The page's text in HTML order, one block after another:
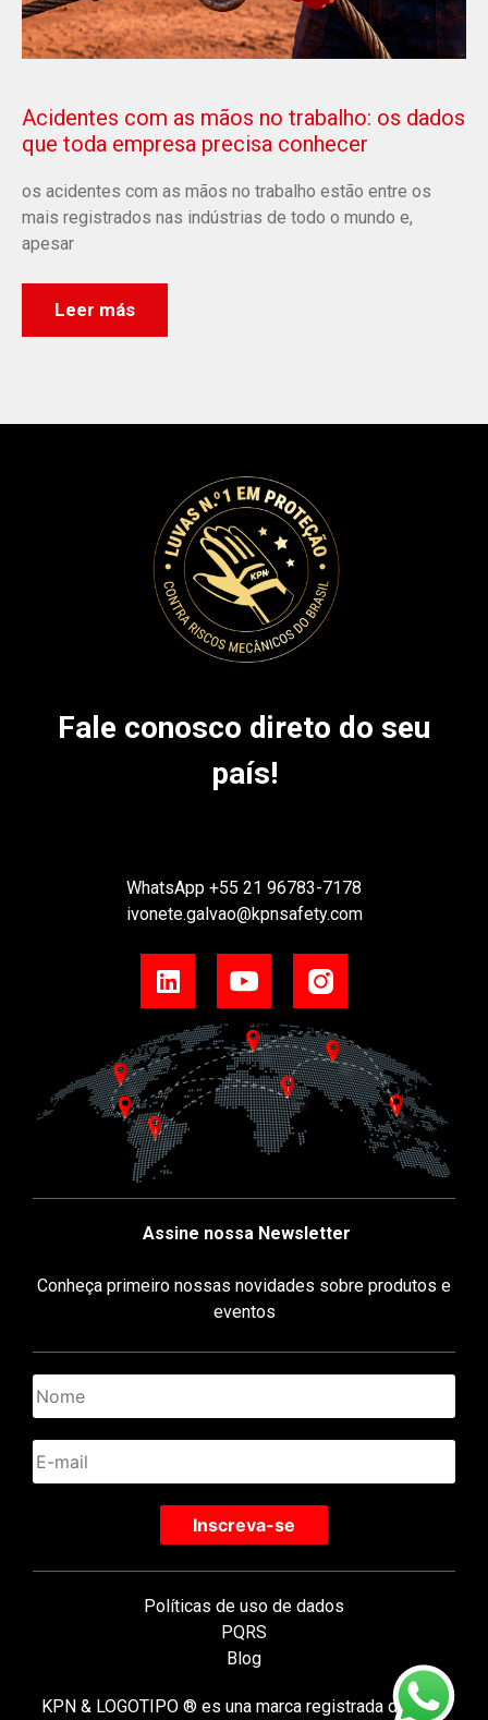
Acidentes com as mãos no trabalho: os dados
que toda empresa precisa conhecer
os acidentes com as mãos no trabalho estão entre os
mais registrados nas indústrias de todo o mundo e,
apesar
Leer más
Fale conosco direto do seu
país!
WhatsApp +55 21 96783-7178
ivonete.galvao@kpnsafety.com
Assine nossa Newsletter
Conheça primeiro nossas novidades sobre produtos e
eventos
Políticas de uso de dados
PQRS
Blog
KPN & LOGOTIPO ® es una marca registrada de KPN